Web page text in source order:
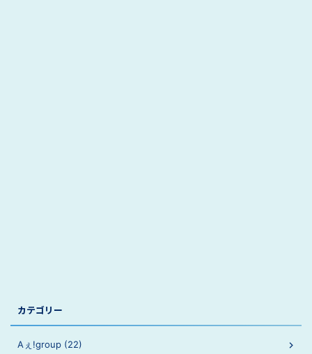
カテゴリー
Aぇ!group (22)